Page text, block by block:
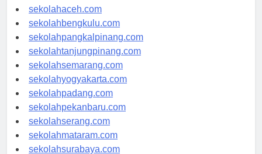
sekolahmedan.com
sekolahaceh.com
sekolahbengkulu.com
sekolahpangkalpinang.com
sekolahtanjungpinang.com
sekolahsemarang.com
sekolahyogyakarta.com
sekolahpadang.com
sekolahpekanbaru.com
sekolahserang.com
sekolahmataram.com